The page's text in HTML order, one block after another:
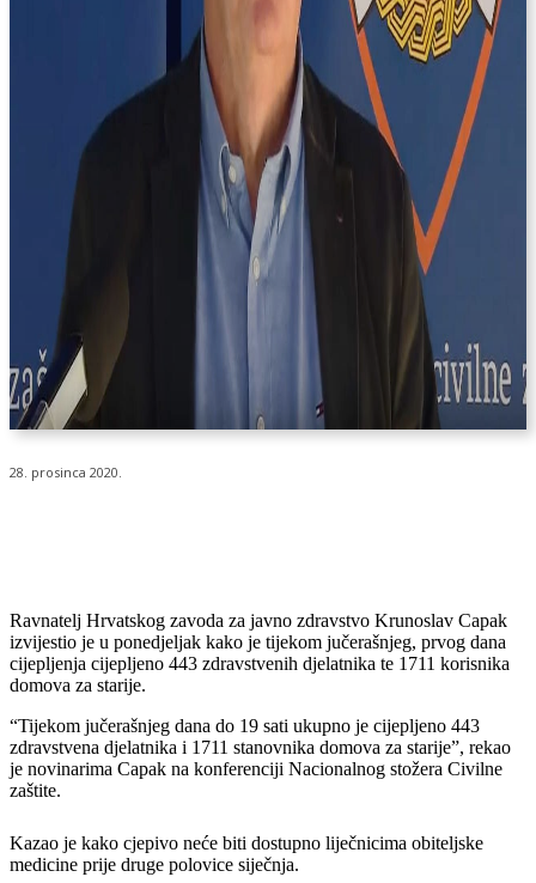
28. prosinca 2020.
Ravnatelj Hrvatskog zavoda za javno zdravstvo Krunoslav Capak
izvijestio je u ponedjeljak kako je tijekom jučerašnjeg, prvog dana
cijepljenja cijepljeno 443 zdravstvenih djelatnika te 1711 korisnika
domova za starije.
“Tijekom jučerašnjeg dana do 19 sati ukupno je cijepljeno 443
zdravstvena djelatnika i 1711 stanovnika domova za starije”, rekao
je novinarima Capak na konferenciji Nacionalnog stožera Civilne
zaštite.
Kazao je kako cjepivo neće biti dostupno liječnicima obiteljske
medicine prije druge polovice siječnja.